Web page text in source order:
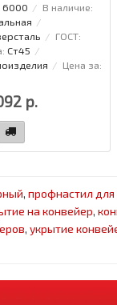
6000
В наличие:
ГОСТ:
Ст45
Цена за:
р.
, профнастил для
на конвейер,
, укрытие